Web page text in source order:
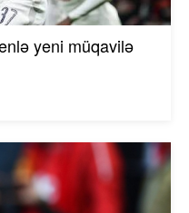
yeni müqavilə